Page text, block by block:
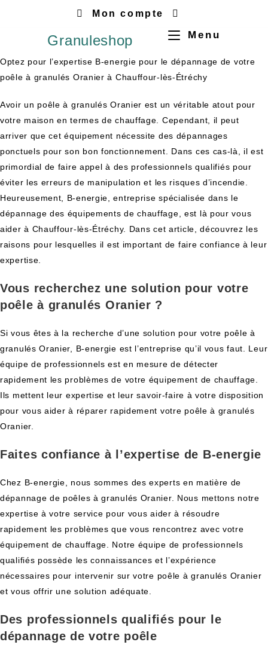
Mon compte
Granuleshop Menu
Optez pour l’expertise B-energie pour le dépannage de votre
poêle à granulés Oranier à Chauffour-lès-Étréchy
Avoir un poêle à granulés Oranier est un véritable atout pour
votre maison en termes de chauffage. Cependant, il peut
arriver que cet équipement nécessite des dépannages
ponctuels pour son bon fonctionnement. Dans ces cas-là, il est
primordial de faire appel à des professionnels qualifiés pour
éviter les erreurs de manipulation et les risques d’incendie.
Heureusement, B-energie, entreprise spécialisée dans le
dépannage des équipements de chauffage, est là pour vous
aider à Chauffour-lès-Étréchy. Dans cet article, découvrez les
raisons pour lesquelles il est important de faire confiance à leur
expertise.
Vous recherchez une solution pour votre
poêle à granulés Oranier ?
Si vous êtes à la recherche d’une solution pour votre poêle à
granulés Oranier, B-energie est l’entreprise qu’il vous faut. Leur
équipe de professionnels est en mesure de détecter
rapidement les problèmes de votre équipement de chauffage.
Ils mettent leur expertise et leur savoir-faire à votre disposition
pour vous aider à réparer rapidement votre poêle à granulés
Oranier.
Faites confiance à l’expertise de B-energie
Chez B-energie, nous sommes des experts en matière de
dépannage de poêles à granulés Oranier. Nous mettons notre
expertise à votre service pour vous aider à résoudre
rapidement les problèmes que vous rencontrez avec votre
équipement de chauffage. Notre équipe de professionnels
qualifiés possède les connaissances et l’expérience
nécessaires pour intervenir sur votre poêle à granulés Oranier
et vous offrir une solution adéquate.
Des professionnels qualifiés pour le
dépannage de votre poêle